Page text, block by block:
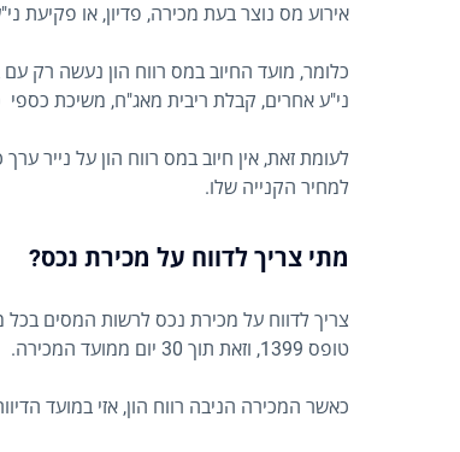
אירוע מס נוצר בעת מכירה, פדיון, או פקיעת
כלומר, מועד החיוב במס רווח הון נעשה רק
ני"ע אחרים, קבלת ריבית מאג"ח, משיכת כספי
לעומת זאת, אין חיוב במס רווח הון על נייר
למחיר הקנייה שלו.
מתי צריך לדווח על מכירת נכס?
צריך לדווח על מכירת נכס לרשות המסים
טופס 1399, וזאת תוך 30 יום ממועד המכירה.
כאשר המכירה הניבה רווח הון, אזי במועד